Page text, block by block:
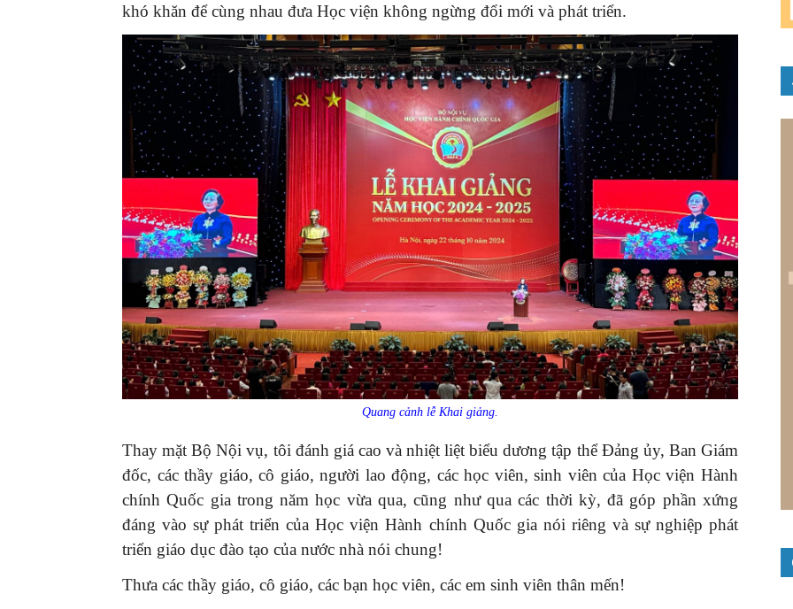
khó khăn để cùng nhau đưa Học viện không ngừng đổi mới và phát triển.
Quang cảnh lễ Khai giảng.
Thay mặt Bộ Nội vụ, tôi đánh giá cao và nhiệt liệt biểu dương tập thể Đảng ủy, Ban Giám
đốc, các thầy giáo, cô giáo, người lao động, các học viên, sinh viên của Học viện Hành
chính Quốc gia trong năm học vừa qua, cũng như qua các thời kỳ, đã góp phần xứng
đáng vào sự phát triển của Học viện Hành chính Quốc gia nói riêng và sự nghiệp phát
triển giáo dục đào tạo của nước nhà nói chung!
Thưa các thầy giáo, cô giáo, các bạn học viên, các em sinh viên thân mến!